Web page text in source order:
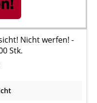
Nicht werfen! -
Stk.